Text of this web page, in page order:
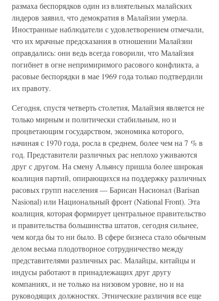
размаха беспорядков один из влиятельных малайских
лидеров заявил, что демократия в Малайзии умерла.
Иностранные наблюдатели с удовлетворением отмечали,
что их мрачные предсказания в отношении Малайзии
оправдались: они ведь всегда говорили, что Малайзия
погибнет в огне непримиримого расового конфликта, а
расовые беспорядки в мае 1969 года только подтвердили
их правоту.
Сегодня, спустя четверть столетия, Малайзия является не
только мирным и политически стабильным, но и
процветающим государством, экономика которого,
начиная с 1970 года, росла в среднем, более чем на 7 % в
год. Представители различных рас неплохо уживаются
друг с другом. На смену Альянсу пришла более широкая
коалиция партий, опирающихся на поддержку различных
расовых групп населения — Барисан Насионал (Barisan
Nasional) или Национальный фронт (National Front). Эта
коалиция, которая формирует центральное правительство
и правительства большинства штатов, сегодня сильнее,
чем когда бы то ни было. В сфере бизнеса стало обычным
делом весьма плодотворное сотрудничество между
представителями различных рас. Малайцы, китайцы и
индусы работают в принадлежащих друг другу
компаниях, и не только на низовом уровне, но и на
руководящих должностях. Этнические различия все еще